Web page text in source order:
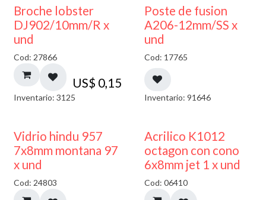
Broche lobster
DJ902/10mm/R x
und
Cod: 27866
US$ 0,15
Inventario: 3125
Poste de fusion
A206-12mm/SS x
und
Cod: 17765
Inventario: 91646
40% DESCUENTO
Vidrio hindu 957
7x8mm montana 97
x und
Cod: 24803
Acrilico K1012
octagon con cono
6x8mm jet 1 x und
Cod: 06410